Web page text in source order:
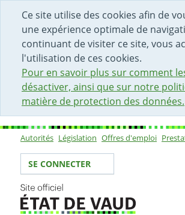
Ce site utilise des cookies afin de
une expérience optimale de
continuant de visiter ce site, vous
l'utilisation de ces cookies.
Pour en savoir plus sur comment
désactiver, ainsi que sur notre
matière de protection des données.
DÉBUT DU CONTENU DE LA PAGE
ACCÈS AU CHAMP DE RECHERCHE
PAGE D'ACCUEIL
FORMULAIRE DE CONTACT
Sous-navigation
Autorités Législation Offres d'emploi
Votre identité
SE CONNECTER